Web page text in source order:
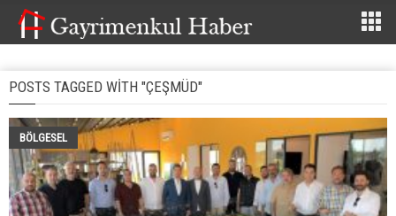
POSTS TAGGED WITH "ÇEŞMÜD"
BÖLGESEL